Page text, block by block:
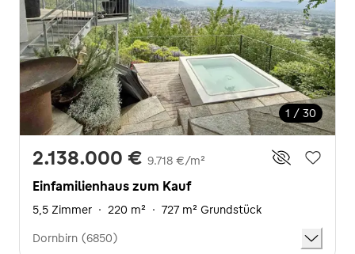
1 / 30
2.138.000 € 9.718 €/m²
Einfamilienhaus zum Kauf
5,5 Zimmer · 220 m² · 727 m² Grundstück
Dornbirn (6850)